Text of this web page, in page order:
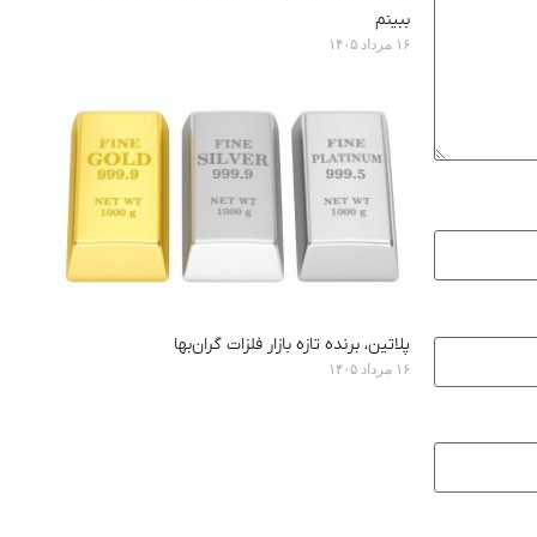
ببینم
۱۶ مرداد ۱۴۰۵
پلاتین، برنده تازه بازار فلزات گران‌بها
۱۶ مرداد ۱۴۰۵